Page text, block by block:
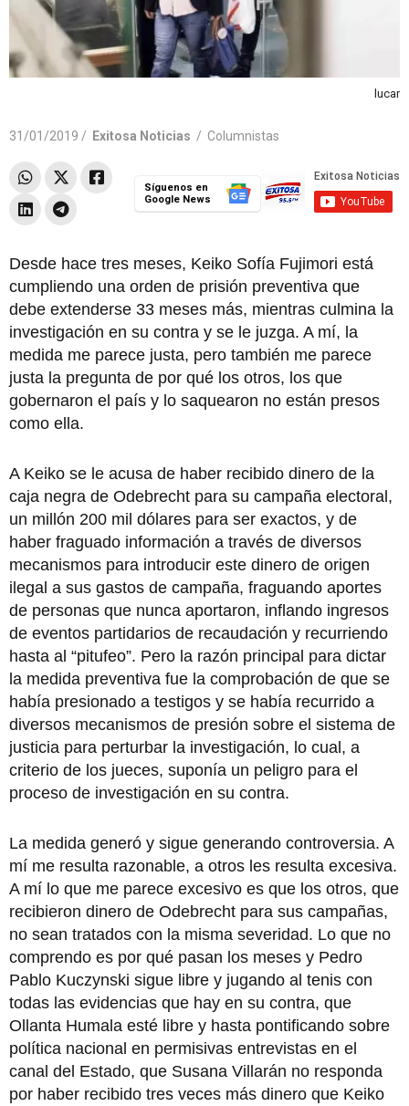
lucar
31/01/2019 / Exitosa Noticias / Columnistas
Síguenos en
Google News
Desde hace tres meses, Keiko Sofía Fujimori está
cumpliendo una orden de prisión preventiva que
debe extenderse 33 meses más, mientras culmina la
investigación en su contra y se le juzga. A mí, la
medida me parece justa, pero también me parece
justa la pregunta de por qué los otros, los que
gobernaron el país y lo saquearon no están presos
como ella.
A Keiko se le acusa de haber recibido dinero de la
caja negra de Odebrecht para su campaña electoral,
un millón 200 mil dólares para ser exactos, y de
haber fraguado información a través de diversos
mecanismos para introducir este dinero de origen
ilegal a sus gastos de campaña, fraguando aportes
de personas que nunca aportaron, inflando ingresos
de eventos partidarios de recaudación y recurriendo
hasta al “pitufeo”. Pero la razón principal para dictar
la medida preventiva fue la comprobación de que se
había presionado a testigos y se había recurrido a
diversos mecanismos de presión sobre el sistema de
justicia para perturbar la investigación, lo cual, a
criterio de los jueces, suponía un peligro para el
proceso de investigación en su contra.
La medida generó y sigue generando controversia. A
mí me resulta razonable, a otros les resulta excesiva.
A mí lo que me parece excesivo es que los otros, que
recibieron dinero de Odebrecht para sus campañas,
no sean tratados con la misma severidad. Lo que no
comprendo es por qué pasan los meses y Pedro
Pablo Kuczynski sigue libre y jugando al tenis con
todas las evidencias que hay en su contra, que
Ollanta Humala esté libre y hasta pontificando sobre
política nacional en permisivas entrevistas en el
canal del Estado, que Susana Villarán no responda
por haber recibido tres veces más dinero que Keiko